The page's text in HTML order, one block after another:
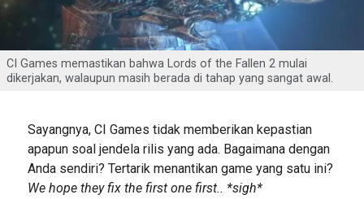
CI Games memastikan bahwa Lords of the Fallen 2 mulai
dikerjakan, walaupun masih berada di tahap yang sangat awal.
Sayangnya, CI Games tidak memberikan kepastian
apapun soal jendela rilis yang ada. Bagaimana dengan
Anda sendiri? Tertarik menantikan game yang satu ini?
We hope they fix the first one first.. *sigh*